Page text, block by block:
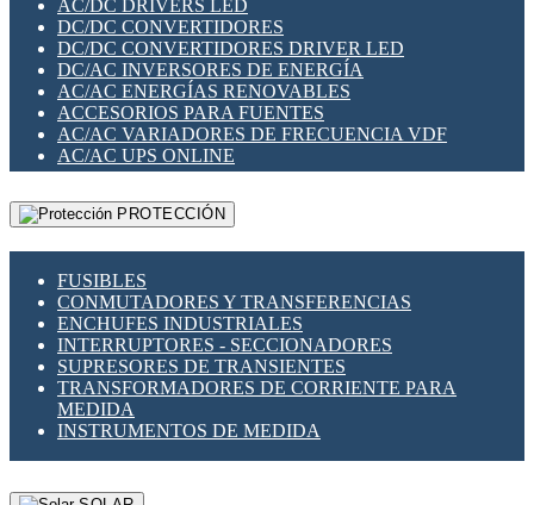
UNIÓN Y DERIVACIÓN DE CABLE
SOLUCIONES IOT
SOLUCIONES LORAWAN
SOLUCIONES RED CELULAR
SEGURIDAD PARA REDES
SWITCHES LAN
TELEFONÍA IP (VOIP)
VIGILANCIA IP (CCTV)
MESHTASTIC
AC/DC DRIVERS LED
DC/DC CONVERTIDORES
DC/DC CONVERTIDORES DRIVER LED
DC/AC INVERSORES DE ENERGÍA
AC/AC ENERGÍAS RENOVABLES
ACCESORIOS PARA FUENTES
AC/AC VARIADORES DE FRECUENCIA VDF
AC/AC UPS ONLINE
PROTECCIÓN
FUSIBLES
CONMUTADORES Y TRANSFERENCIAS
ENCHUFES INDUSTRIALES
INTERRUPTORES - SECCIONADORES
SUPRESORES DE TRANSIENTES
TRANSFORMADORES DE CORRIENTE PARA
MEDIDA
INSTRUMENTOS DE MEDIDA